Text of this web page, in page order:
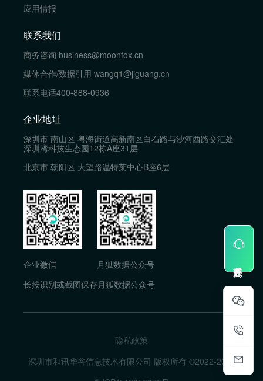
应用情报
联系我们
商务咨询 business@moonfox.cn
媒体合作/数据引用 wangq1@jiguang.cn
联系电话400-888-0936
企业地址
深圳市 南山区 粤海街道高新南区白石路与沙河西路交汇处
深圳湾科技生态园12栋A座31层
北京市 朝阳区 大望路温特莱中心B座6层
企业微信
月狐数据公众号
长按识别或截图保存月狐数据公众号
隐私政策
深圳市和讯华谷信息技术有限公司 版权所有 ©2022-2026